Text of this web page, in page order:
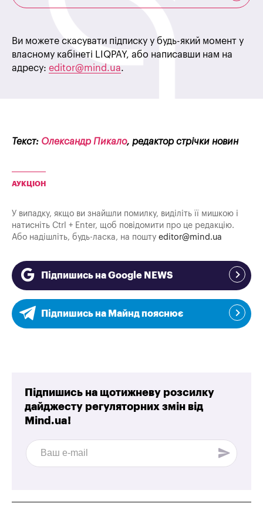
Ви можете скасувати підписку у будь-який момент у
власному кабінеті LIQPAY, або написавши нам на
адресу: editor@mind.ua.
Текст: Олександр Пикало, редактор стрічки новин
АУКЦІОН
У випадку, якщо ви знайшли помилку, виділіть її мишкою і
натисніть Ctrl + Enter, щоб повідомити про це редакцію.
Або надішліть, будь-ласка, на пошту editor@mind.ua
Підпишись на Google NEWS
Підпишись на Майнд пояснює
Підпишись на щотижневу розсилку
дайджесту регуляторних змін від
Mind.ua!